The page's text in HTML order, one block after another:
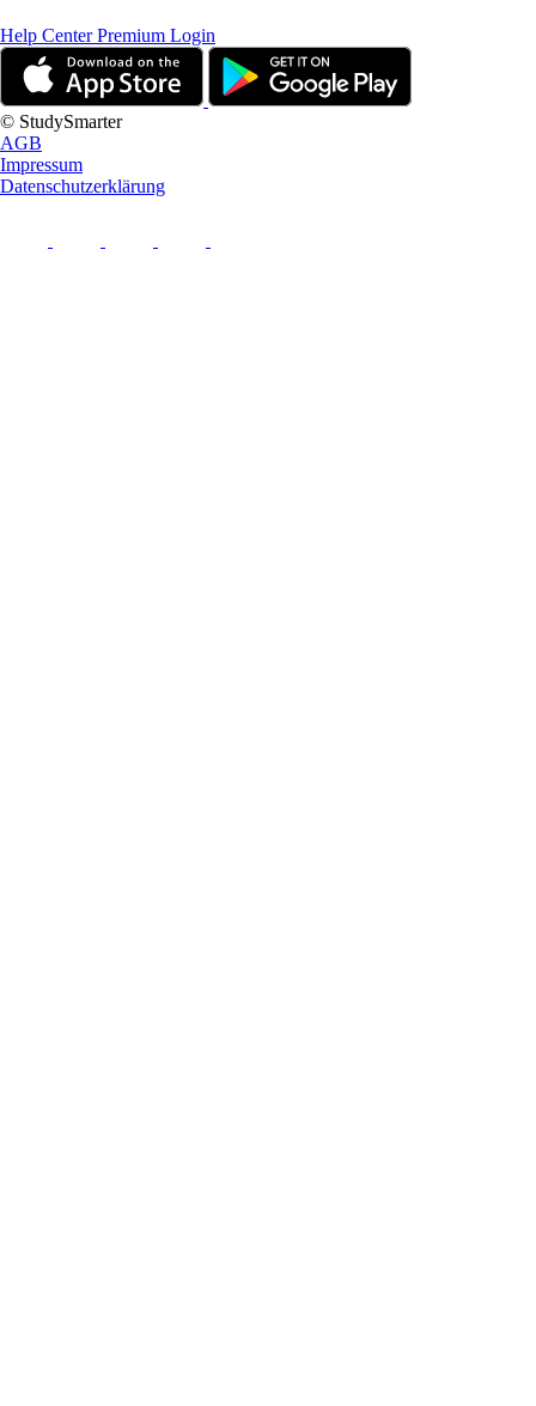
Help CenterPremium Login
© StudySmarter
AGB
Impressum
Datenschutzerklärung